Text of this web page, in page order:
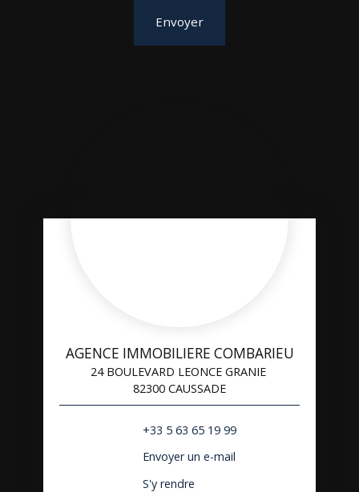
Envoyer
AGENCE IMMOBILIERE COMBARIEU
24 BOULEVARD LEONCE GRANIE
82300 CAUSSADE
+33 5 63 65 19 99
Envoyer un e-mail
S'y rendre